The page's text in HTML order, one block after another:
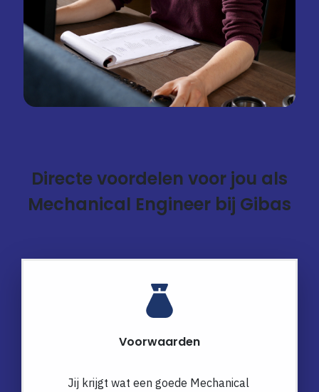
Directe voordelen voor jou als
Mechanical Engineer bij Gibas
Voorwaarden
Jij krijgt wat een goede Mechanical